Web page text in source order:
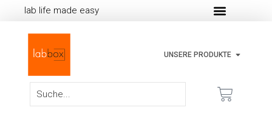
lab life made easy
UNSERE PRODUKTE